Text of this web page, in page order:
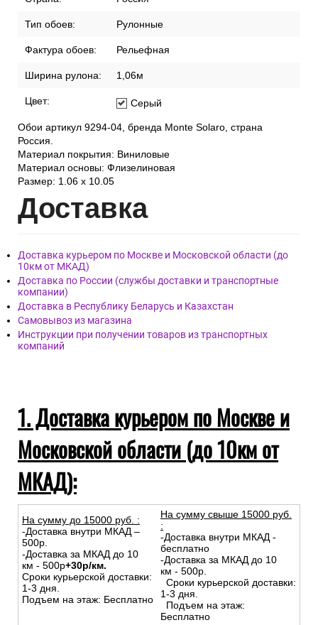
Тип обоев: Рулонные
Фактура обоев: Рельефная
Ширина рулона: 1,06м
Цвет: Серый
Обои артикул 9294-04, бренда Monte Solaro, страна
Россия.
Материал покрытия: Виниловые
Материал основы: Флизелиновая
Размер: 1.06 x 10.05
Доставка
Доставка курьером по Москве и Московской области (до
10км от МКАД)
Доставка по России (службы доставки и транспортные
компании)
Доставка в Республику Беларусь и Казахстан
Самовывоз из магазина
Инструкции при получении товаров из транспортных
компаний
1. Доставка курьером по Москве и
Московской области (до 10км от
МКАД):
На сумму до 15000 руб. :
-Доставка внутри МКАД –
500р.
-Доставка за МКАД до 10
км - 500р+30р/км.
Сроки курьерской доставки:
1-3 дня.
Подъем на этаж: Бесплатно
На сумму свыше 15000 руб.
:
-Доставка внутри МКАД -
бесплатно
-Доставка за МКАД до 10
км - 500р.
Сроки курьерской доставки:
1-3 дня.
Подъем на этаж:
Бесплатно